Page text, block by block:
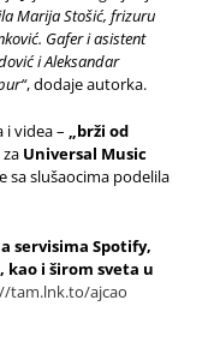
Marija Stošić, frizuru
Gafer i asistent
i Aleksandar
, dodaje autorka.
i videa – „brži od
Universal Music
sa slušaocima podelila
servisima Spotify,
kao i širom sveta u
tam.lnk.to/ajcao